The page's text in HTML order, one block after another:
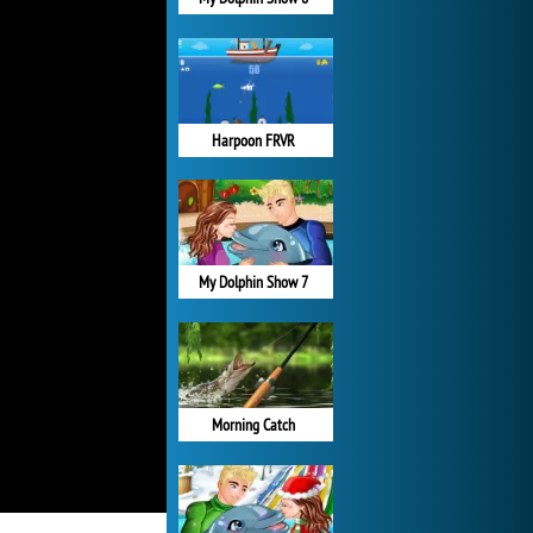
Harpoon FRVR
My Dolphin Show 7
Morning Catch